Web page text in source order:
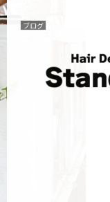
ブログ